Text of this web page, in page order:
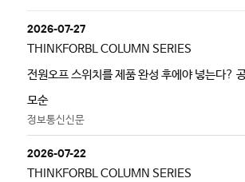
2026-07-27
THINKFORBL COLUMN SERIES
전원오프 스위치를 제품 완성 후에야 넣는다?
모순
정보통신신문
2026-07-22
THINKFORBL COLUMN SERIES